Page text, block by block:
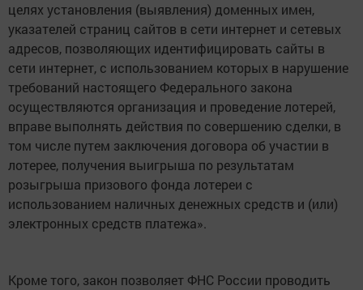
целях установления (выявления) доменных имен,
указателей страниц сайтов в сети интернет и сетевых
адресов, позволяющих идентифицировать сайты в
сети интернет, с использованием которых в нарушение
требований настоящего Федерального закона
осуществляются организация и проведение лотерей,
вправе выполнять действия по совершению сделки, в
том числе путем заключения договора об участии в
лотерее, получения выигрыша по результатам
розыгрыша призового фонда лотереи с
использованием наличных денежных средств и (или)
электронных средств платежа».
Кроме того, закон позволяет ФНС России проводить